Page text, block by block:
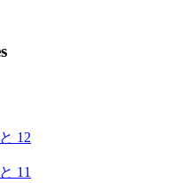
12
11